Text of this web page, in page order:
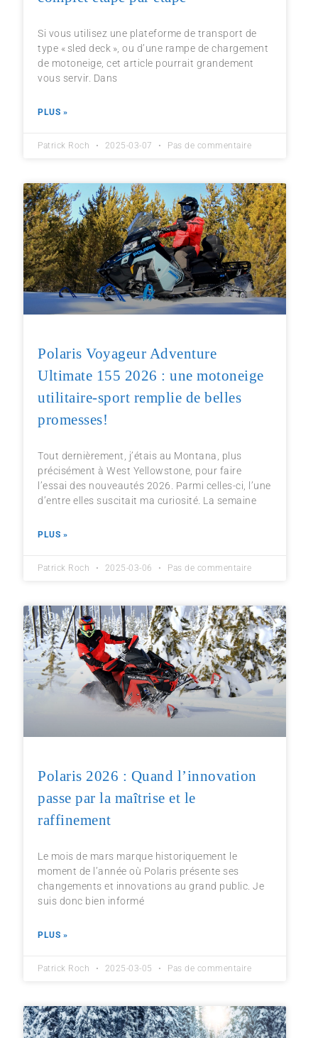
Si vous utilisez une plateforme de transport de
type « sled deck », ou d’une rampe de chargement
de motoneige, cet article pourrait grandement
vous servir. Dans
PLUS »
Patrick Roch 2025-03-07 Pas de commentaire
Polaris Voyageur Adventure
Ultimate 155 2026 : une motoneige
utilitaire-sport remplie de belles
promesses!
Tout dernièrement, j’étais au Montana, plus
précisément à West Yellowstone, pour faire
l’essai des nouveautés 2026. Parmi celles-ci, l’une
d’entre elles suscitait ma curiosité. La semaine
PLUS »
Patrick Roch 2025-03-06 Pas de commentaire
Polaris 2026 : Quand l’innovation
passe par la maîtrise et le
raffinement
Le mois de mars marque historiquement le
moment de l’année où Polaris présente ses
changements et innovations au grand public. Je
suis donc bien informé
PLUS »
Patrick Roch 2025-03-05 Pas de commentaire